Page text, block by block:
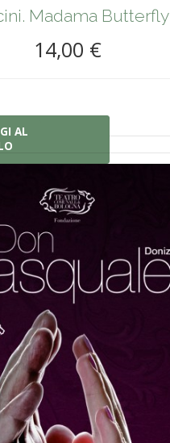
Madama Butterfly
14,00 €
AL